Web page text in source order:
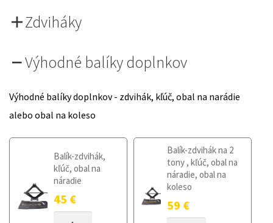
Zdviháky
Výhodné balíky doplnkov
Výhodné balíky doplnkov - zdvihák, kľúč, obal na narádie
alebo obal na koleso
Balík-zdvihák,
kľúč, obal na
náradie
45 €
Balík-zdvihák na 2
tony , kľúč, obal na
náradie, obal na
koleso
59 €